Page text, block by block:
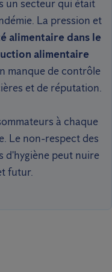
un secteur qui était
La pression et
alimentaire dans le
alimentaire
manque de contrôle
et de réputation.
à chaque
Le non-respect des
d'hygiène peut nuire
futur.